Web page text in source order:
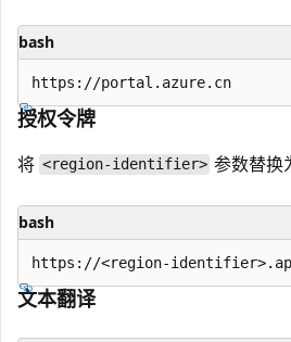
bash
授权令牌
将 <region-identifier> 参数替换
bash
文本翻译